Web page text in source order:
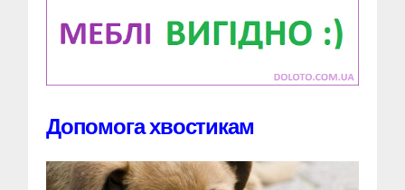
Допомога хвостикам